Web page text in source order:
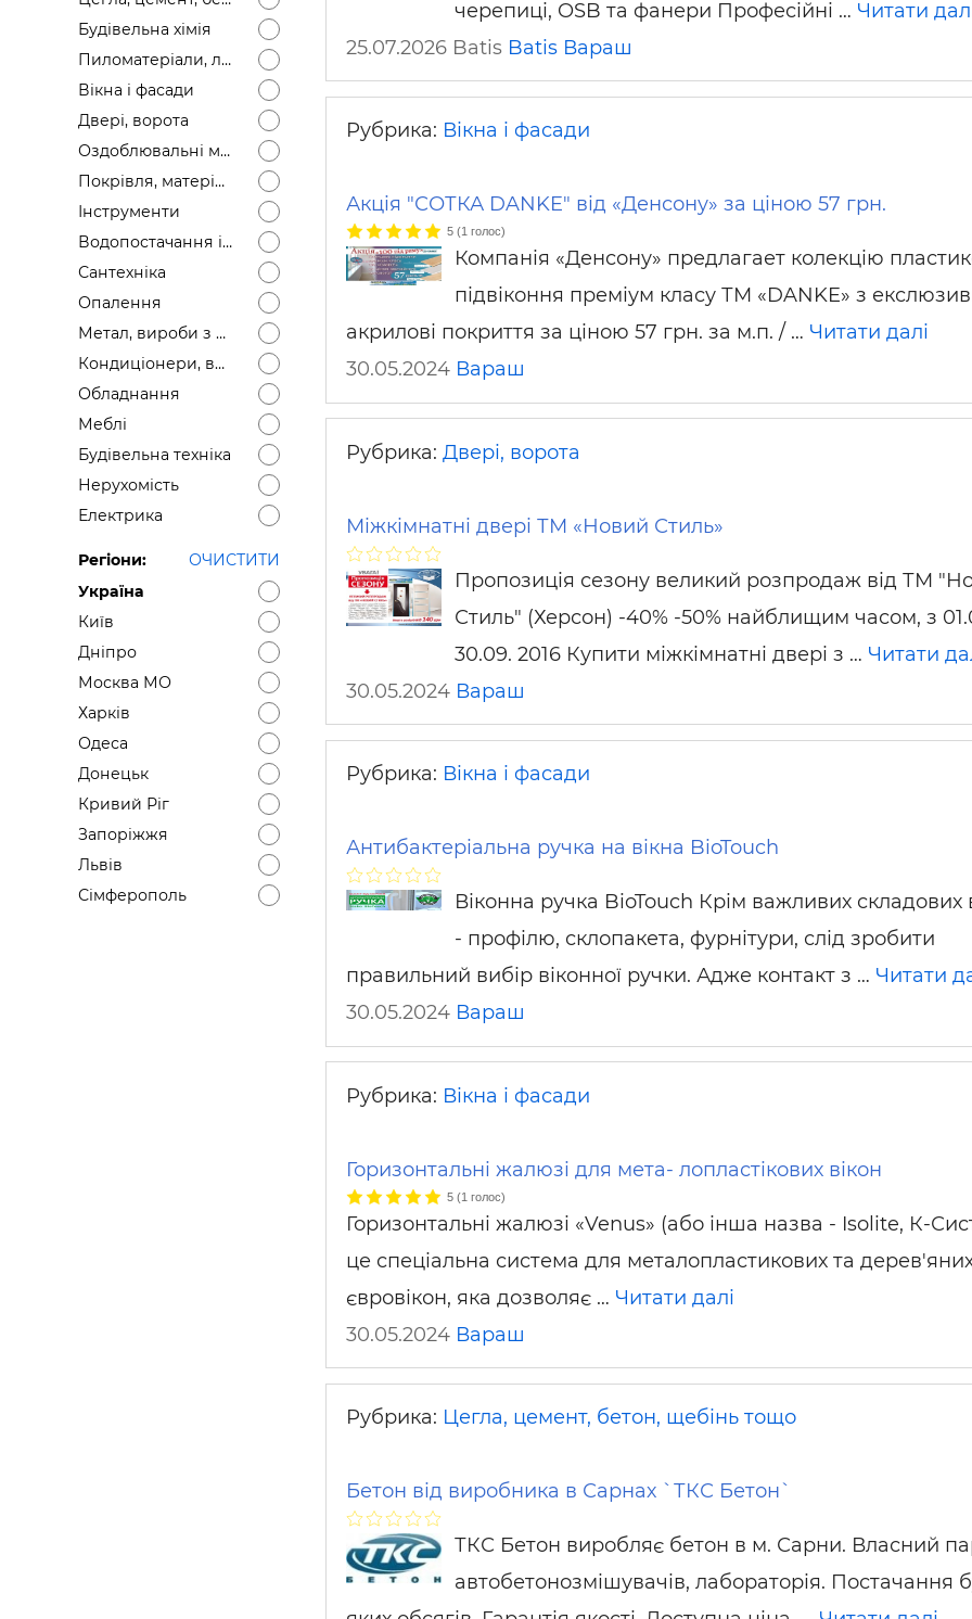
Будівельні і ремонтні послуги
Робота в будівництві
Будівельна хімія
Пиломатеріали, лісоматеріали
Вікна і фасади
Двері, ворота
Оздоблювальні матеріали
Покрівля, матеріали
Інструменти
Водопостачання і каналізація
Сантехніка
Опалення
Метал, вироби з металу
Кондиціонери, вентиляція
Обладнання
Меблі
Будівельна техніка
Нерухомість
Електрика
Регіони:
ОЧИСТИТИ
Україна
Київ
Дніпро
Москва МО
Харків
Одеса
Донецьк
Кривий Ріг
Запоріжжя
Львів
Сімферополь
черепиці, OSB та фанери Професійні … Читати
25.07.2026 Batis Batis Вараш
Рубрика: Вікна і фасади
Акція "СОТКА DANKE" від «Денсону» за ціною 57 грн.
5 (1 голос)
Компанія «Денсону» предлагает колекцію
підвіконня преміум класу ТМ «DANKE» з
акрилові покриття за ціною 57 грн. за м.п. / … Читати далі
30.05.2024 Вараш
Рубрика: Двері, ворота
Міжкімнатні двері ТМ «Новий Стиль»
Пропозиція сезону великий розпродаж від ТМ
Стиль" (Херсон) -40% -50% найблищим часом, з
30.09. 2016 Купити міжкімнатні двері з … Читати
30.05.2024 Вараш
Рубрика: Вікна і фасади
Антибактеріальна ручка на вікна BioTouch
Віконна ручка BioTouch Крім важливих складових
- профілю, склопакета, фурнітури, слід зробити
правильний вибір віконної ручки. Адже контакт з … Читати
30.05.2024 Вараш
Рубрика: Вікна і фасади
Горизонтальні жалюзі для мета- лопластікових вікон
5 (1 голос)
Горизонтальні жалюзі «Venus» (або інша назва - Isolite, К-
це спеціальна система для металопластикових та
євровікон, яка дозволяє … Читати далі
30.05.2024 Вараш
Рубрика: Цегла, цемент, бетон, щебінь тощо
Бетон від виробника в Сарнах `ТКС Бетон`
ТКС Бетон виробляє бетон в м. Сарни. Власний
автобетонозмішувачів, лабораторія. Постачання